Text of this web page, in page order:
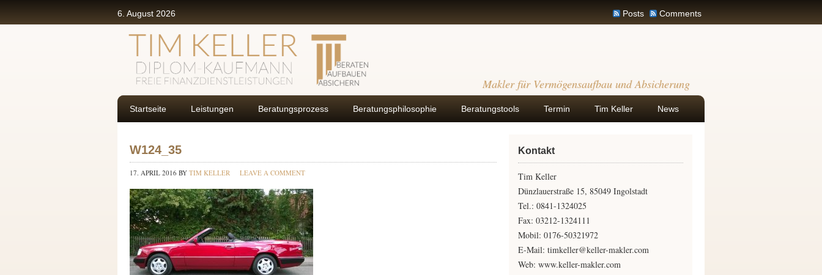
6. August 2026 Posts Comments
Makler für Vermögensaufbau und Absicherung
Startseite Leistungen Beratungsprozess Beratungsphilosophie Beratungstools Termin Tim Keller News
W124_35
17. APRIL 2016 BY TIM KELLER LEAVE A COMMENT
Kontakt
Tim Keller
Dünzlauerstraße 15, 85049 Ingolstadt
Tel.: 0841-1324025
Fax: 03212-1324111
Mobil: 0176-50321972
E-Mail: timkeller@keller-makler.com
Web: www.keller-makler.com